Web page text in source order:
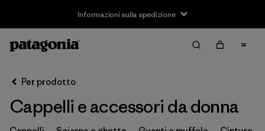
Informazioni sulla spedizione
Filtra per
Taglia
(4)
Per prodotto
Cappelli e accessori da donna